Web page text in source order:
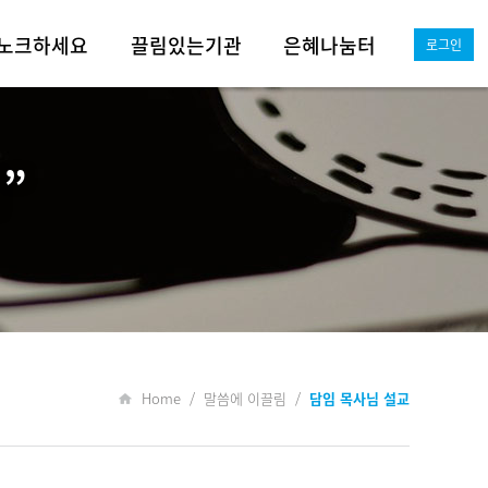
크하세요 끌림있는기관
드림 영유아부
은혜나눔터
그레이스이모저모
그레이스뉴스
미디어동산
자료실
로그인
Home / 말씀에 이끌림 / 담임 목사님 설교